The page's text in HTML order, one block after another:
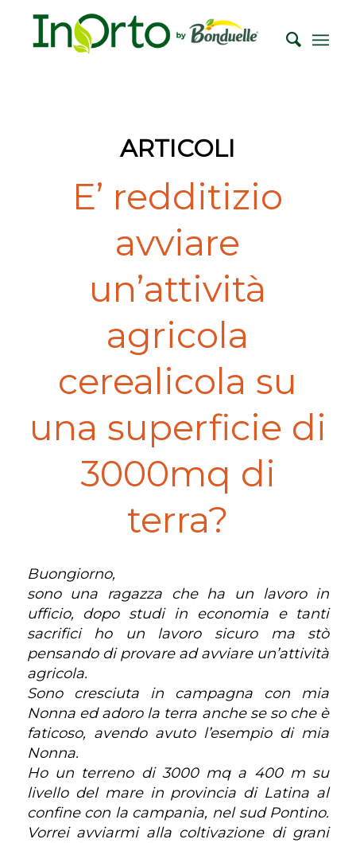
ARTICOLI
E’ redditizio
avviare
un’attività
agricola
cerealicola su
una superficie di
3000mq di
terra?
Buongiorno,
sono una ragazza che ha un lavoro in
ufficio, dopo studi in economia e tanti
sacrifici ho un lavoro sicuro ma stò
pensando di provare ad avviare un’attività
agricola.
Sono cresciuta in campagna con mia
Nonna ed adoro la terra anche se so che è
faticoso, avendo avuto l’esempio di mia
Nonna.
Ho un terreno di 3000 mq a 400 m su
livello del mare in provincia di Latina al
confine con la campania, nel sud Pontino.
Vorrei avviarmi alla coltivazione di grani